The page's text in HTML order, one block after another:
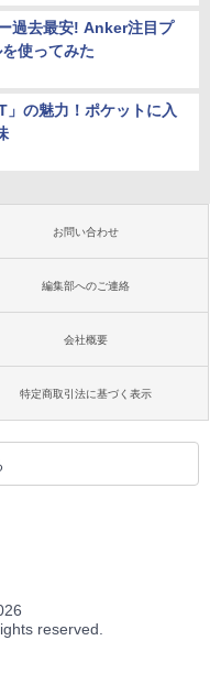
過去最安! Anker注目プ
使ってみた
」の魅力！ポケットに入
お問い合わせ
編集部へのご連絡
会社概要
特定商取引法に基づく表示
reserved.